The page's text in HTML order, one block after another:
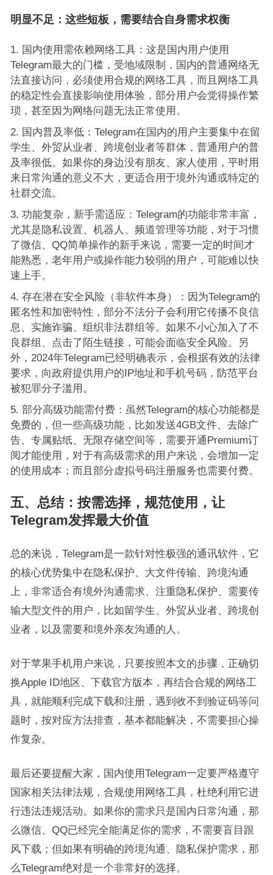
明显不足：这些短板，需要结合自身需求权衡
国内使用需依赖网络工具：这是国内用户使用
Telegram最大的门槛，受地域限制，国内的普通网络无
法直接访问，必须使用合规的网络工具，而且网络工具
的稳定性会直接影响使用体验，部分用户会觉得操作繁
琐，甚至因为网络问题无法正常使用。
国内普及率低：Telegram在国内的用户主要集中在留
学生、外贸从业者、跨境创业者等群体，普通用户的普
及率很低。如果你的身边没有朋友、家人使用，平时用
来日常沟通的意义不大，更适合用于境外沟通或特定的
社群交流。
功能复杂，新手需适应：Telegram的功能非常丰富，
尤其是隐私设置、机器人、频道管理等功能，对于习惯
了微信、QQ简单操作的新手来说，需要一定的时间才
能熟悉，老年用户或操作能力较弱的用户，可能难以快
速上手。
存在潜在安全风险（非软件本身）：因为Telegram的
匿名性和加密特性，部分不法分子会利用它传播不良信
息、实施诈骗、组织非法群组等。如果不小心加入了不
良群组、点击了陌生链接，可能会面临安全风险。另
外，2024年Telegram已经明确表示，会根据有效的法律
要求，向政府提供用户的IP地址和手机号码，防范平台
被犯罪分子滥用。
部分高级功能需付费：虽然Telegram的核心功能都是
免费的，但一些高级功能，比如发送4GB文件、去除广
告、专属贴纸、无限存储空间等，需要开通Premium订
阅才能使用，对于有高级需求的用户来说，会增加一定
的使用成本；而且部分虚拟号码注册服务也需要付费。
五、总结：按需选择，规范使用，让
Telegram发挥最大价值
总的来说，Telegram是一款针对性极强的通讯软件，它
的核心优势集中在隐私保护、大文件传输、跨境沟通
上，非常适合有境外沟通需求、注重隐私保护、需要传
输大型文件的用户，比如留学生、外贸从业者、跨境创
业者，以及需要和境外亲友沟通的人。
对于苹果手机用户来说，只要按照本文的步骤，正确切
换Apple ID地区、下载官方版本，再结合合规的网络工
具，就能顺利完成下载和注册，遇到收不到验证码等问
题时，按对应方法排查，基本都能解决，不需要担心操
作复杂。
最后还要提醒大家，国内使用Telegram一定要严格遵守
国家相关法律法规，合规使用网络工具，杜绝利用它进
行违法违规活动。如果你的需求只是国内日常沟通，那
么微信、QQ已经完全能满足你的需求，不需要盲目跟
风下载；但如果有明确的跨境沟通、隐私保护需求，那
么Telegram绝对是一个非常好的选择。